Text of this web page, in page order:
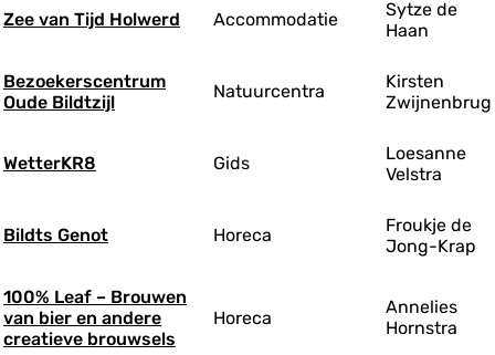
Zee van Tijd Holwerd Accommodatie
Sytze de
Haan
Bezoekerscentrum
Oude Bildtzijl
Natuurcentra
Kirsten
Zwijnenbrug
WetterKR8 Gids
Loesanne
Velstra
Bildts Genot Horeca
Froukje de
Jong-Krap
100% Leaf – Brouwen
van bier en andere
creatieve brouwsels
Horeca
Annelies
Hornstra